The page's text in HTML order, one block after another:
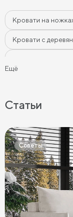
Кровати на
Кровати с
Кровати 120 х
Кровати 140 х 200
Кровати 160 х 200
Кровати 180 х 200
Кровати 200 х
Ещё
Статьи
Советы